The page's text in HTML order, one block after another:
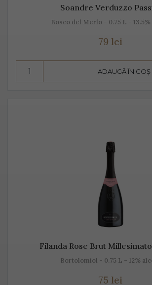
Soandre Verduzzo
Bosco del Merlo - 0.75 L -
79 lei
ADAUGĂ ÎN COȘ
Filanda Rose Brut
Bortolomiol - 0.75 L - 12%
75 lei